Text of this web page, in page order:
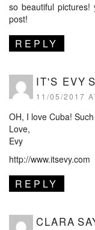
so beautiful
post!
REPLY
IT'S EVY
11/05/2017
OH, I love Cuba!
Love,
Evy
http://www.itsevy.com
REPLY
CLARA